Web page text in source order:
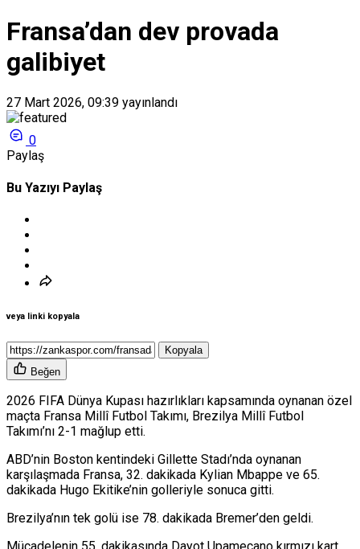
Fransa’dan dev provada
galibiyet
27 Mart 2026, 09:39 yayınlandı
0
Paylaş
Bu Yazıyı Paylaş
veya linki kopyala
Kopyala
Beğen
2026 FIFA Dünya Kupası hazırlıkları kapsamında oynanan özel
maçta Fransa Millî Futbol Takımı, Brezilya Millî Futbol
Takımı’nı 2-1 mağlup etti.
ABD’nin Boston kentindeki Gillette Stadı’nda oynanan
karşılaşmada Fransa, 32. dakikada Kylian Mbappe ve 65.
dakikada Hugo Ekitike’nin golleriyle sonuca gitti.
Brezilya’nın tek golü ise 78. dakikada Bremer’den geldi.